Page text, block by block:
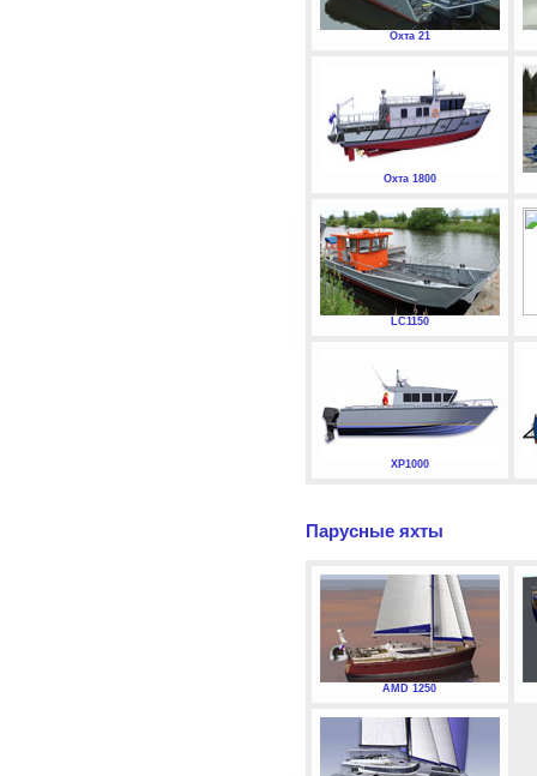
Охта 21
Охта 1800
LC1150
XP1000
Парусные яхты
AMD 1250